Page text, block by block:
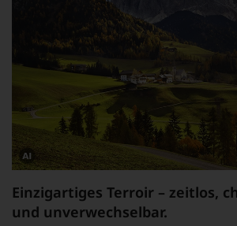
Dieses
Bild
wurde
mithilfe
von
Einzigartiges Terroir – zeitlos,
und unverwechselbar.